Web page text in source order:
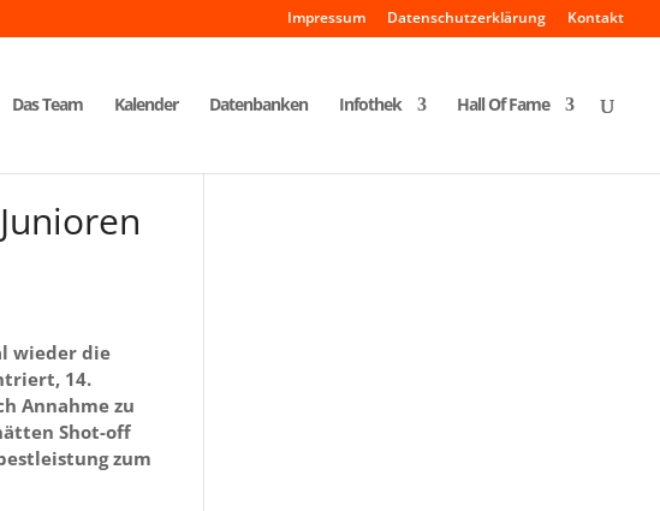
Impressum Datenschutzerklärung Kontakt
Das Team Kalender Datenbanken Infothek Hall Of Fame
wieder die
14.
Annahme zu
Shot-off
zum